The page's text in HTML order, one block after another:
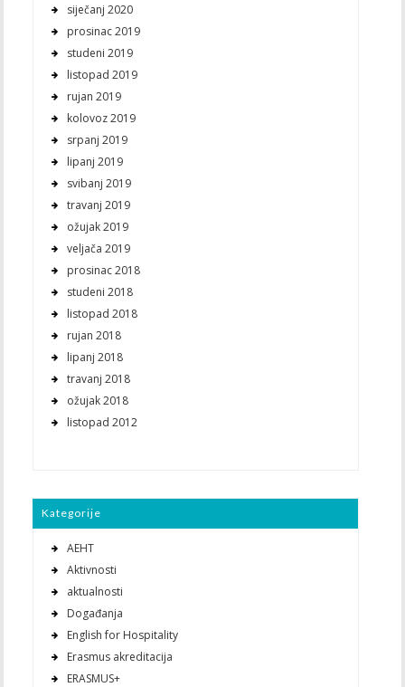
siječanj 2020
prosinac 2019
studeni 2019
listopad 2019
rujan 2019
kolovoz 2019
srpanj 2019
lipanj 2019
svibanj 2019
travanj 2019
ožujak 2019
veljača 2019
prosinac 2018
studeni 2018
listopad 2018
rujan 2018
lipanj 2018
travanj 2018
ožujak 2018
listopad 2012
Kategorije
AEHT
Aktivnosti
aktualnosti
Događanja
English for Hospitality
Erasmus akreditacija
ERASMUS+